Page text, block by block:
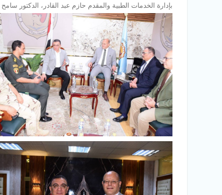
بإدارة الخدمات الطبية والمقدم حازم عبد القادر، الدكتور